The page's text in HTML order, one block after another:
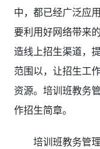
中，都已经广泛应
要利用好网络带来
造线上招生渠道，
范围以，让招生工
资源。培训班教务
作招生简章。
培训班教务管